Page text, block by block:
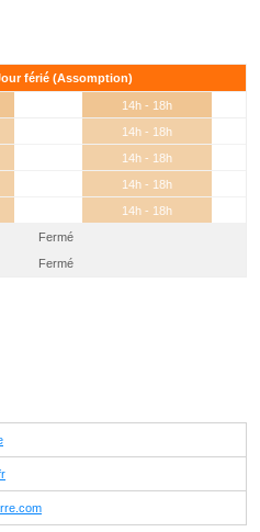
férié (Assomption)
14h - 18h
14h - 18h
14h - 18h
14h - 18h
14h - 18h
Fermé
Fermé